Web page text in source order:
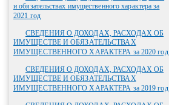
и обязательствах имущественного характера за
2021 год
СВЕДЕНИЯ О ДОХОДАХ, РАСХОДАХ ОБ
ИМУЩЕСТВЕ И ОБЯЗАТЕЛЬСТВАХ
ИМУЩЕСТВЕННОГО ХАРАКТЕРА за 2020 год
СВЕДЕНИЯ О ДОХОДАХ, РАСХОДАХ ОБ
ИМУЩЕСТВЕ И ОБЯЗАТЕЛЬСТВАХ
ИМУЩЕСТВЕННОГО ХАРАКТЕРА за 2019 год